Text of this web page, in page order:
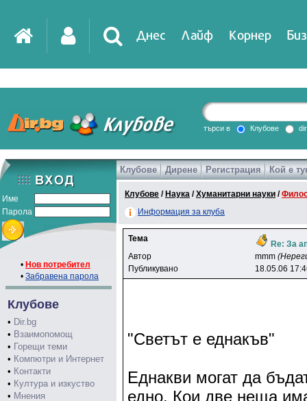
Днес Лайф Корнер
DirTV Impressio
Games
търси в Клубове
Име
Парола
• Нов потребител
• Забравена парола
Клубове
• Dir.bg
• Взаимопомощ
• Горещи теми
• Компютри и Интернет
• Контакти
• Култура и изкуство
• Мнения
Клубове Дирене Регистрация Кой е
Клубове / Наука /Хуманитарни науки /
Информация за клуба
Тема
Re: За
Автор
mmm
Публикувано
18.05.06
"Светът е еднакъв"
Еднакви могат да
едно. Кои две неща